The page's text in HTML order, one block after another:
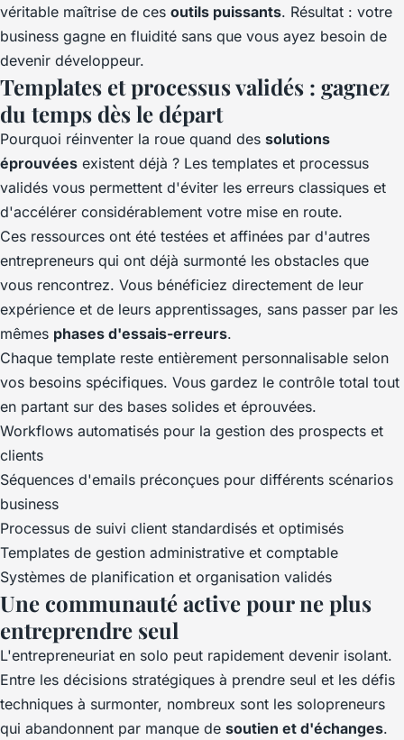
véritable maîtrise de ces outils puissants. Résultat : votre
business gagne en fluidité sans que vous ayez besoin de
devenir développeur.
Templates et processus validés : gagnez
du temps dès le départ
Pourquoi réinventer la roue quand des solutions
éprouvées existent déjà ? Les templates et processus
validés vous permettent d'éviter les erreurs classiques et
d'accélérer considérablement votre mise en route.
Ces ressources ont été testées et affinées par d'autres
entrepreneurs qui ont déjà surmonté les obstacles que
vous rencontrez. Vous bénéficiez directement de leur
expérience et de leurs apprentissages, sans passer par les
mêmes phases d'essais-erreurs.
Chaque template reste entièrement personnalisable selon
vos besoins spécifiques. Vous gardez le contrôle total tout
en partant sur des bases solides et éprouvées.
Workflows automatisés pour la gestion des prospects et
clients
Séquences d'emails préconçues pour différents scénarios
business
Processus de suivi client standardisés et optimisés
Templates de gestion administrative et comptable
Systèmes de planification et organisation validés
Une communauté active pour ne plus
entreprendre seul
L'entrepreneuriat en solo peut rapidement devenir isolant.
Entre les décisions stratégiques à prendre seul et les défis
techniques à surmonter, nombreux sont les solopreneurs
qui abandonnent par manque de soutien et d'échanges.